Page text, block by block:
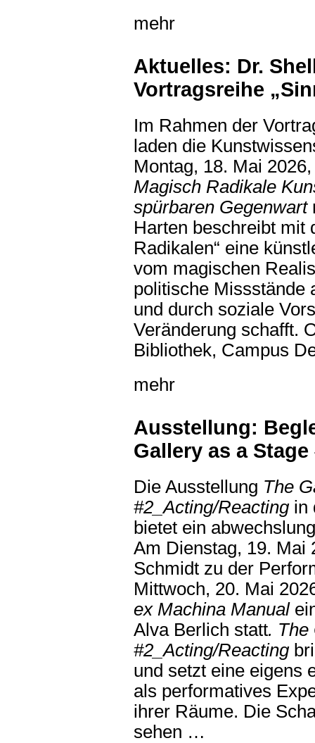
mehr
Aktuelles: Dr.
Vortragsreihe
Im Rahmen der
laden die
Montag, 18. Mai
Magisch Radikale
spürbaren Gegenwart
Harten beschreibt mit
Radikalen“ eine
vom magischen
politische Missstände
und durch soziale
Veränderung schafft.
Bibliothek, Campus
mehr
Ausstellung:
Gallery as a
Die Ausstellung The
#2_Acting/Reacting in
bietet ein
Am Dienstag, 19. Mai
Schmidt zu der
Mittwoch, 20. Mai
ex Machina Manual
Alva Berlich statt. The
#2_Acting/Reacting
und setzt eine eigens
als performatives
ihrer Räume. Die
sehen …